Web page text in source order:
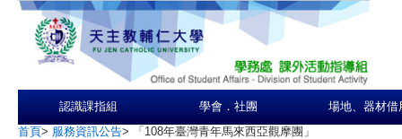
認識課指組 學會．社團 場地、器材借
首頁> 服務資訊公告> 「108年臺灣青年馬來西亞觀摩團」